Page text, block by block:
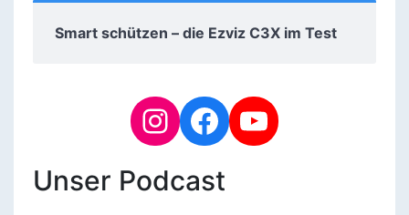
Smart schützen – die Ezviz C3X im Test
Unser Podcast